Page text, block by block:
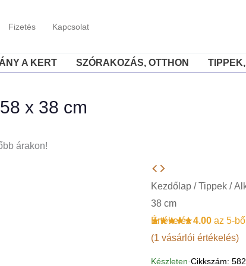
Fizetés Kapcsolat
A KERT SZÓRAKOZÁS, OTTHON
x 38 cm
árakon!
Kezdőlap/Tippek/
38 cm
Értékelés4.00az 5-
(1 vásárlói értékelés)
Készleten·Cikkszám: